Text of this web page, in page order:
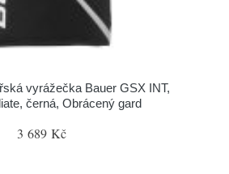
vyrážečka Bauer GSX INT,
černá, Obrácený gard
3 689 Kč